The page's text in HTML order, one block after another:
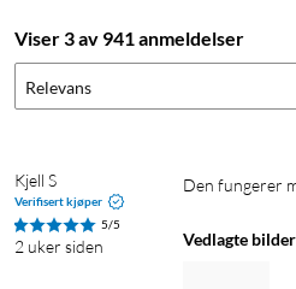
Viser 3 av 941 anmeldelser
Relevans
Kjell S
Verifisert kjøper
5/5
2 uker siden
Den fungerer
Vedlagte bilder